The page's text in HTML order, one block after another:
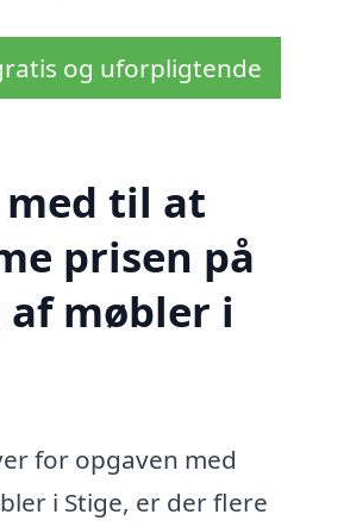
og uforpligtende
med til at
prisen på
møbler i
for opgaven med
i Stige, er der flere